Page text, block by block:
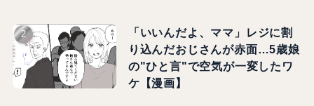
「いいんだよ、ママ」レジに割
り込んだおじさんが赤面…5歳娘
の"ひと言"で空気が一変したワ
ケ【漫画】